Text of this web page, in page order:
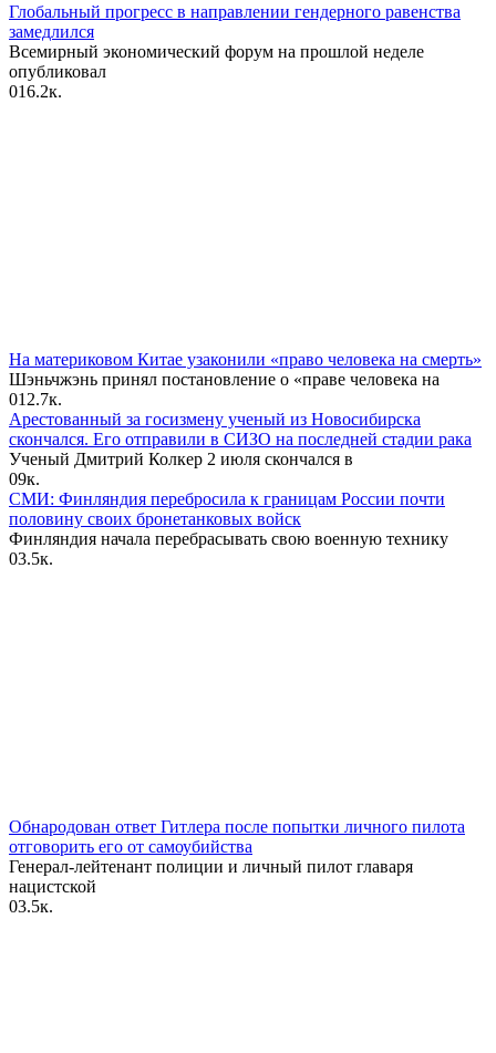
Глобальный прогресс в направлении гендерного равенства
замедлился
Всемирный экономический форум на прошлой неделе
опубликовал
016.2к.
На материковом Китае узаконили «право человека на смерть»
Шэньчжэнь принял постановление о «праве человека на
012.7к.
Арестованный за госизмену ученый из Новосибирска
скончался. Его отправили в СИЗО на последней стадии рака
Ученый Дмитрий Колкер 2 июля скончался в
09к.
СМИ: Финляндия перебросила к границам России почти
половину своих бронетанковых войск
Финляндия начала перебрасывать свою военную технику
03.5к.
Обнародован ответ Гитлера после попытки личного пилота
отговорить его от самоубийства
Генерал-лейтенант полиции и личный пилот главаря
нацистской
03.5к.